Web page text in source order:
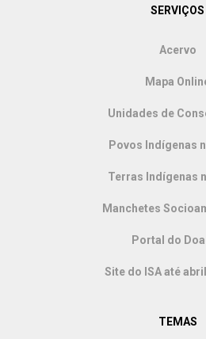
SERVIÇOS
Acervo
Mapa
Unidades de
Povos Indígenas
Terras Indígenas
Manchetes
Portal do
Site do ISA até
TEMAS